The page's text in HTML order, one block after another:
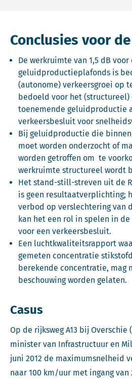
Conclusies voor
De werkruimte van 1,5 dB voor
geluidproductieplafonds is
(autonome) verkeersgroei op
bedoeld voor het (structureel)
toenemende geluidproductie
verkeersbesluit voor
Bij geluidproductie die
moet worden onderzocht of
worden getroffen om te
werkruimte structureel wordt
Het stand-still-streven uit de
is geen resultaatverplichting;
verbod op verslechtering van
kan het een rol in spelen in
voor een verkeersbesluit.
Een luchtkwaliteitsrapport
gemeten concentratie
berekende concentratie, mag
beschouwing worden gelaten.
Casus
Op de rijksweg A13 bij
minister van Infrastructuur en
juni 2012 de maximumsnelheid
naar 100 km/uur met ingang van